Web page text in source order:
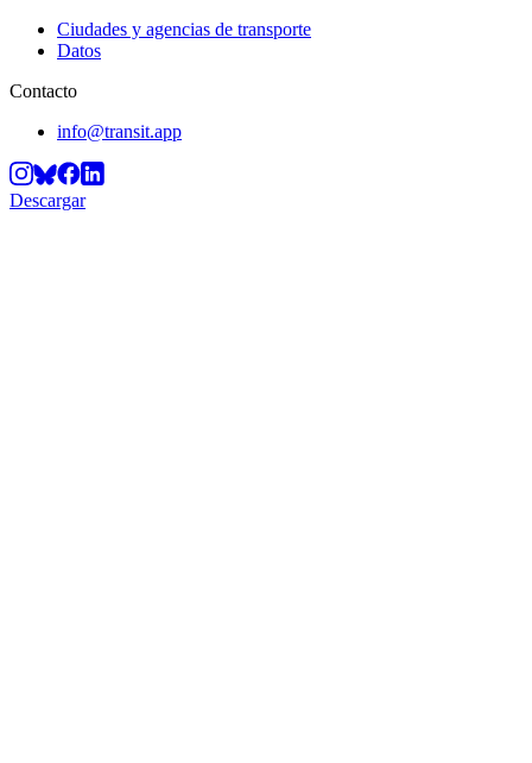
Ciudades y agencias de transporte
Datos
Contacto
info@transit.app
Descargar